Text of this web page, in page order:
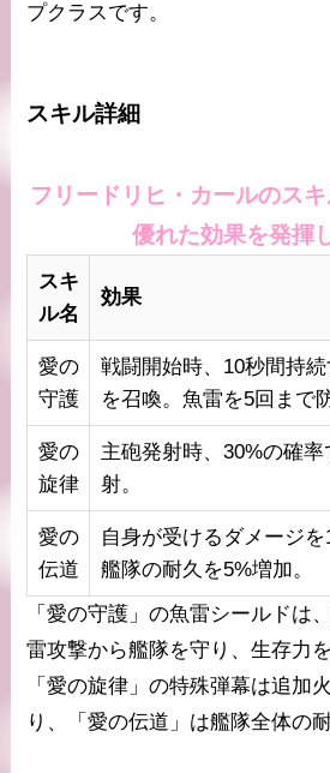
プクラスです。
スキル詳細
フリードリヒ・カールのス
優れた効果を発揮
スキ
ル名
効果
愛の
守護
戦闘開始時、10秒間持
を召喚。魚雷を5回まで
愛の
旋律
主砲発射時、30%の確
射。
愛の
伝道
自身が受けるダメージ
艦隊の耐久を5%増加。
「愛の守護」の魚雷シールドは
雷攻撃から艦隊を守り、生存力
「愛の旋律」の特殊弾幕は追加
り、「愛の伝道」は艦隊全体の